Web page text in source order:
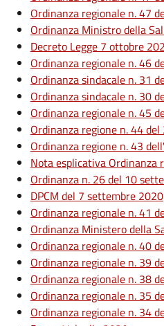
Ordinanza regionale n. 47
Ordinanza Ministro della
Decreto Legge 7 ottobre
Ordinanza regionale n. 46
Ordinanza sindacale n. 31
Ordinanza sindacale n. 30
Ordinanza regionale n. 45
Ordinanza regione n. 44
Ordinanza regione n. 43
Nota esplicativa Ordinanza
Ordinanza n. 26 del 10
DPCM del 7 settembre 2020
Ordinanza regionale n. 41
Ordinanza Ministero della
Ordinanza regionale n. 40
Ordinanza regionale n. 39
Ordinanza regionale n. 38
Ordinanza regionale n. 35
Ordinanza regionale n. 34